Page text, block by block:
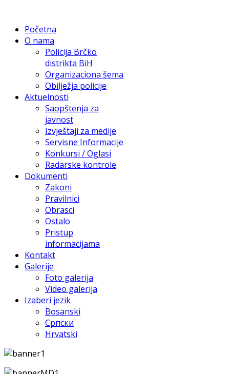
Početna
O nama
Policija Brčko
distrikta BiH
Organizaciona šema
Obilježja policije
Aktuelnosti
Saopštenja za
javnost
Izvještaji za medije
Servisne Informacije
Konkursi / Oglasi
Radarske kontrole
Dokumenti
Zakoni
Pravilnici
Obrasci
Ostalo
Pristup
informacijama
Kontakt
Galerije
Foto galerija
Video galerija
Izaberi jezik
Bosanski
Српски
Hrvatski